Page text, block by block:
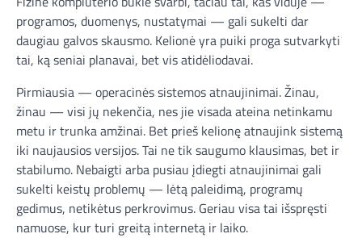
programos, duomenys, nustatymai — gali sukelti dar
daugiau galvos skausmo. Kelionė yra puiki proga sutvarkyti
tai, ką seniai planavai, bet vis atidėliodavai.
Pirmiausia — operacinės sistemos atnaujinimai. Žinau,
žinau — visi jų nekenčia, nes jie visada ateina netinkamu
metu ir trunka amžinai. Bet prieš kelionę atnaujink sistemą
iki naujausios versijos. Tai ne tik saugumo klausimas, bet ir
stabilumo. Nebaigti arba pusiau įdiegti atnaujinimai gali
sukelti keistų problemų — lėtą paleidimą, programų
gedimus, netikėtus perkrovimus. Geriau visa tai išspręsti
namuose, kur turi greitą internetą ir laiko.